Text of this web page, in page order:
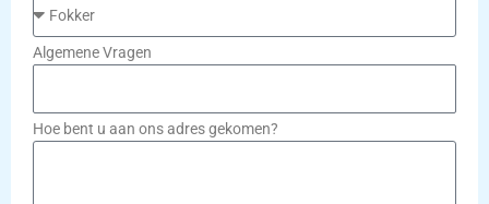
Algemene Vragen
Hoe bent u aan ons adres gekomen?